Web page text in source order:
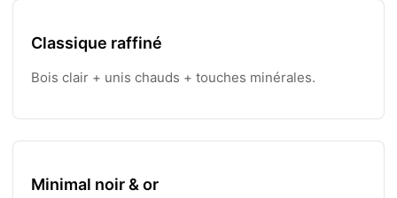
Classique raffiné
Bois clair + unis chauds + touches minérales.
Minimal noir & or